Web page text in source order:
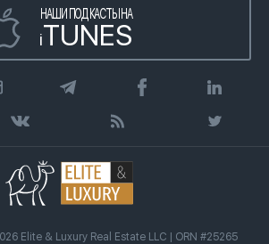
НАШИ ПОДКАСТЫ НА
iTUNES
Elite & Luxury Real Estate LLC | ORN #25265